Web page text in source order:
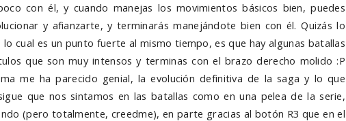
con él, y cuando manejas los movimientos básicos bien, puedes
y afianzarte, y terminarás manejándote bien con él. Quizás lo
cual es un punto fuerte al mismo tiempo, es que hay algunas batallas
que son muy intensos y terminas con el brazo derecho molido :P
me ha parecido genial, la evolución definitiva de la saga y lo que
que nos sintamos en las batallas como en una pelea de la serie,
(pero totalmente, creedme), en parte gracias al botón R3 que en el